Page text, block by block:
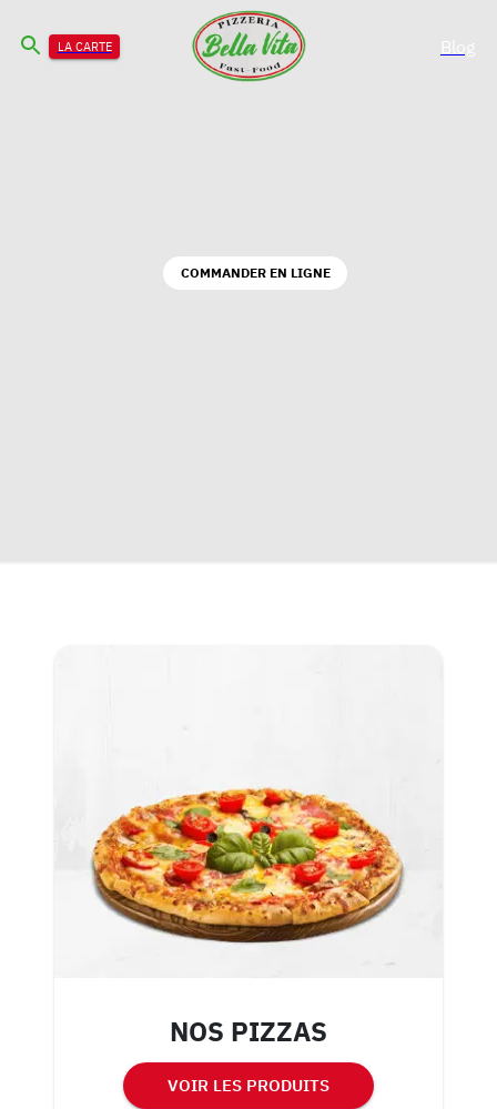
LA CARTE Blog
COMMANDER EN LIGNE
NOS PIZZAS
VOIR LES PRODUITS